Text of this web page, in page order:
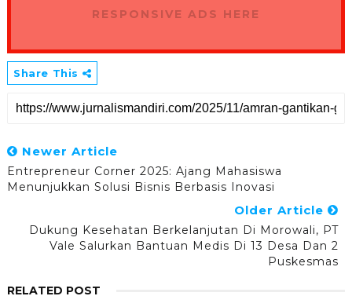
RESPONSIVE ADS HERE
Share This
Newer Article
Entrepreneur Corner 2025: Ajang Mahasiswa
Menunjukkan Solusi Bisnis Berbasis Inovasi
Older Article
Dukung Kesehatan Berkelanjutan Di Morowali, PT
Vale Salurkan Bantuan Medis Di 13 Desa Dan 2
Puskesmas
RELATED POST